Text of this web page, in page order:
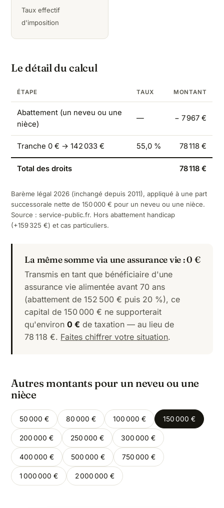
Taux effectif
d'imposition
Le détail du calcul
ÉTAPE TAUX MONTANT
Abattement (un neveu ou une
nièce)
— − 7 967 €
Tranche 0 € → 142 033 € 55,0 % 78 118 €
Total des droits 78 118 €
Barème légal 2026 (inchangé depuis 2011), appliqué à une part
successorale nette de 150 000 € pour un neveu ou une nièce.
Source : service-public.fr. Hors abattement handicap
(+159 325 €) et cas particuliers.
La même somme via une assurance vie : 0 €
Transmis en tant que bénéficiaire d'une
assurance vie alimentée avant 70 ans
(abattement de 152 500 € puis 20 %), ce
capital de 150 000 € ne supporterait
qu'environ0 € de taxation — au lieu de
78 118 €. Faites chiffrer votre situation.
Autres montants pour un neveu ou une
nièce
50 000 € 80 000 € 100 000 € 150 000 €
200 000 € 250 000 € 300 000 €
400 000 € 500 000 € 750 000 €
1 000 000 € 2 000 000 €